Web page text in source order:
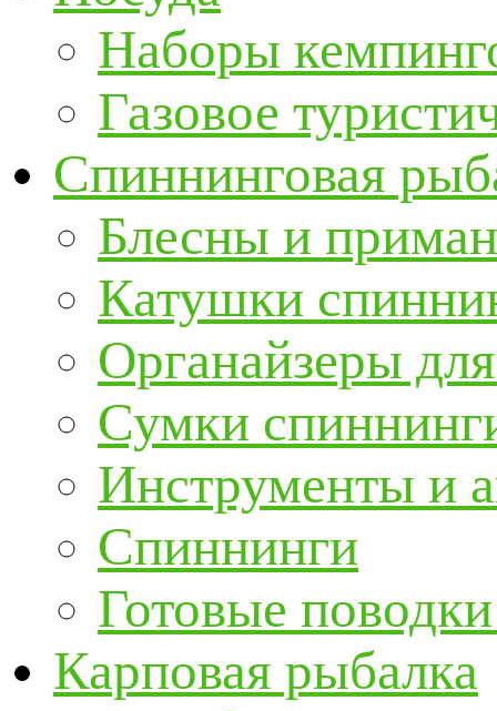
Наборы
Газовое
Спиннинговая
Блесны и
Катушки
Органайзеры
Сумки
Инструменты и
Спиннинги
Готовые
Карповая рыбалка